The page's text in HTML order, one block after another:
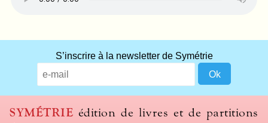
S’inscrire à la newsletter de Symétrie
SYMÉTRIE édition de livres et de partitions